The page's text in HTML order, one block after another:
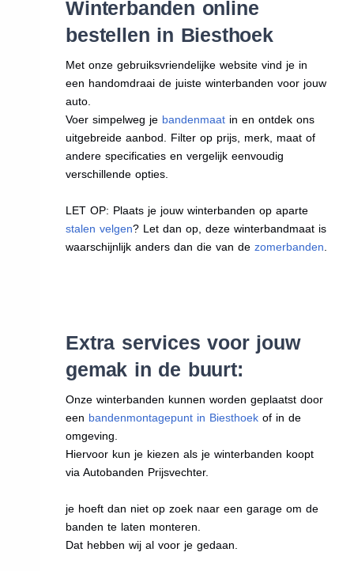
Winterbanden online
bestellen in Biesthoek
Met onze gebruiksvriendelijke website vind je in
een handomdraai de juiste winterbanden voor jouw
auto.
Voer simpelweg je bandenmaat in en ontdek ons
uitgebreide aanbod. Filter op prijs, merk, maat of
andere specificaties en vergelijk eenvoudig
verschillende opties.
LET OP: Plaats je jouw winterbanden op aparte
stalen velgen? Let dan op, deze winterbandmaat is
waarschijnlijk anders dan die van dezomerbanden
Extra services voor jouw
gemak in de buurt:
Onze winterbanden kunnen worden geplaatst door
een bandenmontagepunt in Biesthoek of in de
omgeving.
Hiervoor kun je kiezen als je winterbanden koopt
via Autobanden Prijsvechter.
je hoeft dan niet op zoek naar een garage om de
banden te laten monteren.
Dat hebben wij al voor je gedaan.